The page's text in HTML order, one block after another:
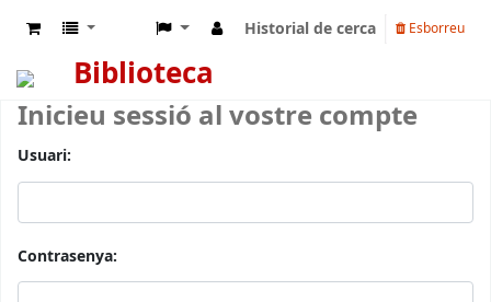
Historial de cerca Esborreu
Biblioteca
Inicieu sessió al vostre compte
Usuari:
Contrasenya: